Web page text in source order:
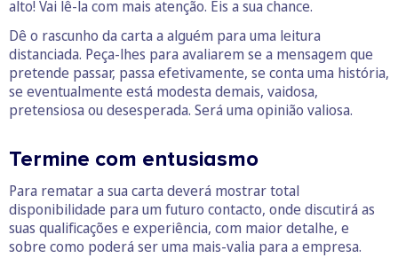
alto! Vai lê-la com mais atenção. Eis a sua chance.
Dê o rascunho da carta a alguém para uma leitura
distanciada. Peça-lhes para avaliarem se a mensagem que
pretende passar, passa efetivamente, se conta uma história,
se eventualmente está modesta demais, vaidosa,
pretensiosa ou desesperada. Será uma opinião valiosa.
Termine com entusiasmo
Para rematar a sua carta deverá mostrar total
disponibilidade para um futuro contacto, onde discutirá as
suas qualificações e experiência, com maior detalhe, e
sobre como poderá ser uma mais-valia para a empresa.